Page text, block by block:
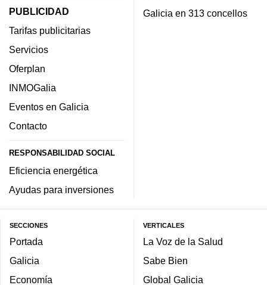
PUBLICIDAD
Tarifas publicitarias
Servicios
Oferplan
INMOGalia
Eventos en Galicia
Contacto
RESPONSABILIDAD SOCIAL
Eficiencia energética
Ayudas para inversiones
Galicia en 313 concellos
SECCIONES
Portada
Galicia
Economía
VERTICALES
La Voz de la Salud
Sabe Bien
Global Galicia